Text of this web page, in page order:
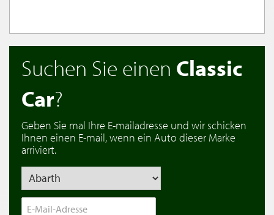
Suchen Sie einen Classic
Car?
Geben Sie mal Ihre E-mailadresse und wir schicken
Ihnen einen E-mail, wenn ein Auto dieser Marke
arriviert.